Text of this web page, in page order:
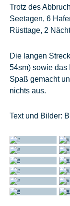
Trotz des
Seetagen, 6
Rüsttage, 2
Die langen
54sm) sowie das
Spaß gemacht
nichts aus.
Text und Bilder: